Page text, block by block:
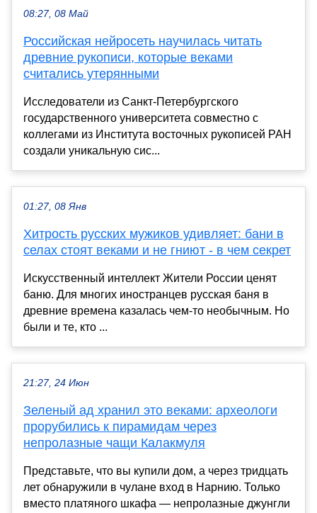
08:27, 08 Май
Российская нейросеть научилась читать
древние рукописи, которые веками
считались утерянными
Исследователи из Санкт-Петербургского
государственного университета совместно с
коллегами из Института восточных рукописей РАН
создали уникальную сис...
01:27, 08 Янв
Хитрость русских мужиков удивляет: бани в
селах стоят веками и не гниют - в чем секрет
Искусственный интеллект Жители России ценят
баню. Для многих иностранцев русская баня в
древние времена казалась чем-то необычным. Но
были и те, кто ...
21:27, 24 Июн
Зеленый ад хранил это веками: археологи
прорубились к пирамидам через
непролазные чащи Калакмуля
Представьте, что вы купили дом, а через тридцать
лет обнаружили в чулане вход в Нарнию. Только
вместо платяного шкафа — непролазные джунгли